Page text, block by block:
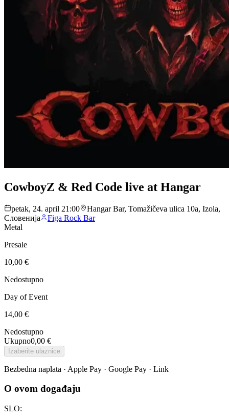
CowboyZ & Red Code live at Hangar
petak, 24. april 21:00
Hangar Bar, Tomažičeva ulica 10a, Izola,
Словенија
Figa Rock Bar
Metal
Presale
10,00 €
Nedostupno
Day of Event
14,00 €
Nedostupno
Ukupno0,00 €
Izaberite ulaznice
Bezbedna naplata · Apple Pay · Google Pay · Link
O ovom događaju
SLO: